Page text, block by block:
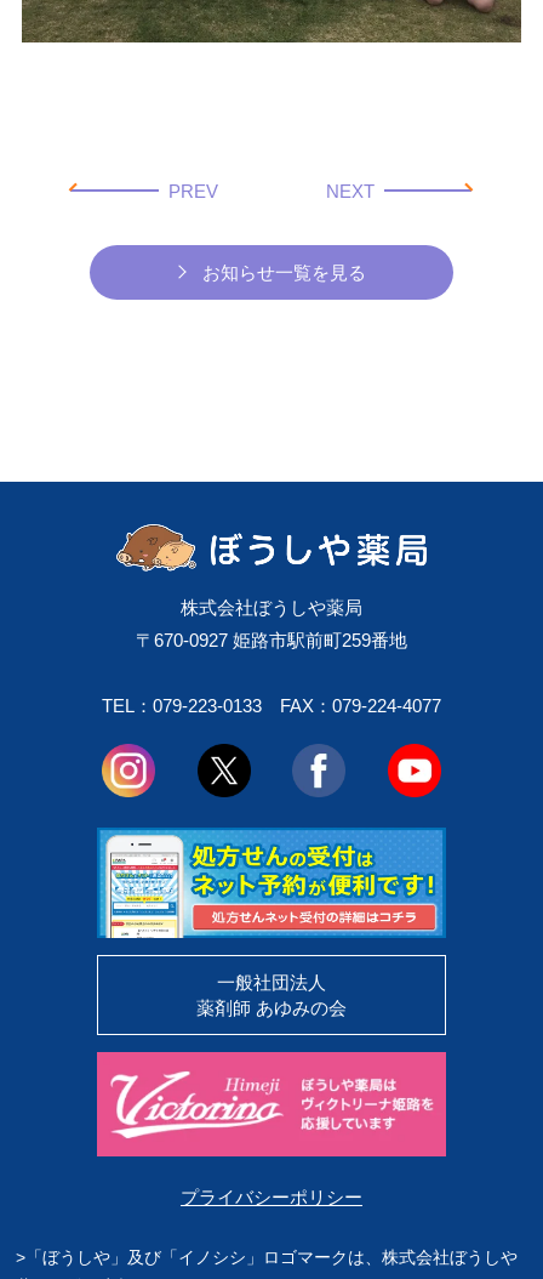
PREV
お知らせ一覧を見る
NEXT
株式会社ぼうしや薬局
〒670-0927 姫路市駅前町259番地
TEL：079-223-0133 FAX：079-224-4077
一般社団法人
薬剤師 あゆみの会
プライバシーポリシー
>「ぼうしや」及び「イノシシ」ロゴマークは、株式会社ぼうしや